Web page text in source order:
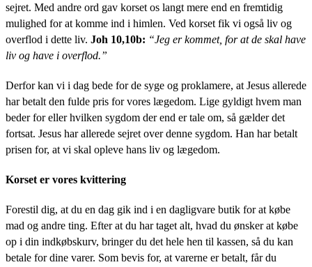
sejret. Med andre ord gav korset os langt mere end en fremtidig
mulighed for at komme ind i himlen. Ved korset fik vi også liv og
overflod i dette liv. Joh 10,10b: “Jeg er kommet, for at de skal have
liv og have i overflod.”
Derfor kan vi i dag bede for de syge og proklamere, at Jesus allerede
har betalt den fulde pris for vores lægedom. Lige gyldigt hvem man
beder for eller hvilken sygdom der end er tale om, så gælder det
fortsat. Jesus har allerede sejret over denne sygdom. Han har betalt
prisen for, at vi skal opleve hans liv og lægedom.
Korset er vores kvittering
Forestil dig, at du en dag gik ind i en dagligvare butik for at købe
mad og andre ting. Efter at du har taget alt, hvad du ønsker at købe
op i din indkøbskurv, bringer du det hele hen til kassen, så du kan
betale for dine varer. Som bevis for, at varerne er betalt, får du